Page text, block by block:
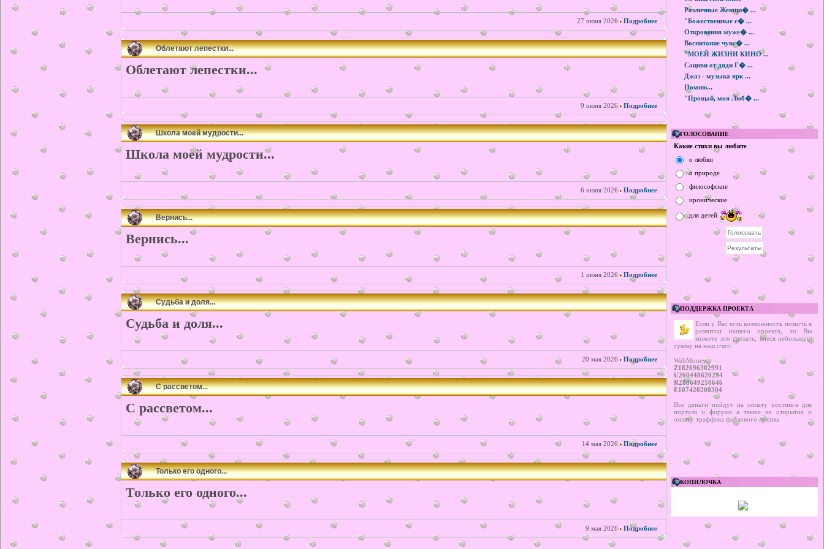
27 июня 2026 Подробнее
Облетают лепестки...
Облетают лепестки...
9 июня 2026 Подробнее
Школа моей мудрости...
Школа моей мудрости...
6 июня 2026 Подробнее
Вернись...
Вернись...
1 июня 2026 Подробнее
Судьба и доля...
Судьба и доля...
20 мая 2026 Подробнее
С рассветом...
С рассветом...
14 мая 2026 Подробнее
Только его одного...
Только его одного...
9 мая 2026 Подробнее
Различные Женщи� ...
"Божественные с� ...
Откровения муже� ...
Воспитание чувс� ...
"МОЕЙ ЖИЗНИ КИНО ...
Сациви от дяди Г� ...
Джаз - музыка ярк ...
Помню...
"Прощай, моя Люб� ...
ГОЛОСОВАНИЕ
Какие стихи вы любите
о любви
о природе
философские
иронические
для детей
ПОДДЕРЖКА ПРОЕКТА
Если у Вас есть возможность помочь в
развитии нашего проекта, то Вы
можете это сделать, внеся небольшую
сумму на наш счет:
WebMoney:
Z182696302991
U260448620294
R288649250646
E107420200304
Все деньги пойдут на оплату хостинга для
портала и форума а также на открытие и
оплату траффика файлового архива
КОПИЛОЧКА